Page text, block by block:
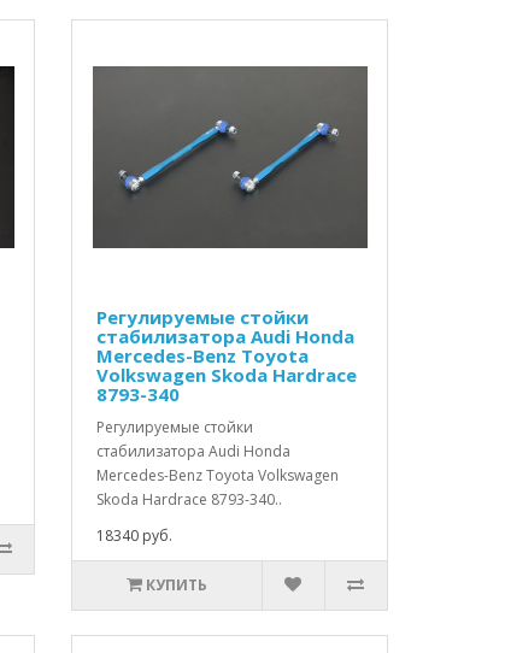
Регулируемые стойки
стабилизатора Audi Honda
Mercedes-Benz Toyota
Volkswagen Skoda Hardrace
8793-340
Регулируемые стойки
стабилизатора Audi Honda
Mercedes-Benz Toyota Volkswagen
Skoda Hardrace 8793-340..
18340 руб.
КУПИТЬ